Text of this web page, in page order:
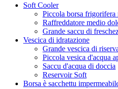
Soft Cooler
Piccola borsa frigorifera
Raffreddatore medio
Grande saccu di
Vescica di idratazione
Grande vescica di
Piccola vesica d'acqua
Saccu d'acqua di doccia
Reservoir Soft
Borsa è sacchettu